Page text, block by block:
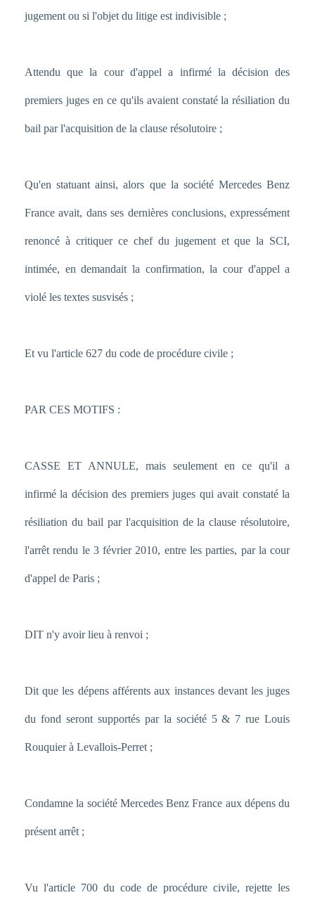
jugement ou si l'objet du litige est indivisible ;
Attendu que la cour d'appel a infirmé la décision des
premiers juges en ce qu'ils avaient constaté la résiliation du
bail par l'acquisition de la clause résolutoire ;
Qu'en statuant ainsi, alors que la société Mercedes Benz
France avait, dans ses dernières conclusions, expressément
renoncé à critiquer ce chef du jugement et que la SCI,
intimée, en demandait la confirmation, la cour d'appel a
violé les textes susvisés ;
Et vu l'article 627 du code de procédure civile ;
PAR CES MOTIFS :
CASSE ET ANNULE, mais seulement en ce qu'il a
infirmé la décision des premiers juges qui avait constaté la
résiliation du bail par l'acquisition de la clause résolutoire,
l'arrêt rendu le 3 février 2010, entre les parties, par la cour
d'appel de Paris ;
DIT n'y avoir lieu à renvoi ;
Dit que les dépens afférents aux instances devant les juges
du fond seront supportés par la société 5 & 7 rue Louis
Rouquier à Levallois-Perret ;
Condamne la société Mercedes Benz France aux dépens du
présent arrêt ;
Vu l'article 700 du code de procédure civile, rejette les